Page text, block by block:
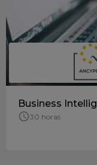
Business
30 horas